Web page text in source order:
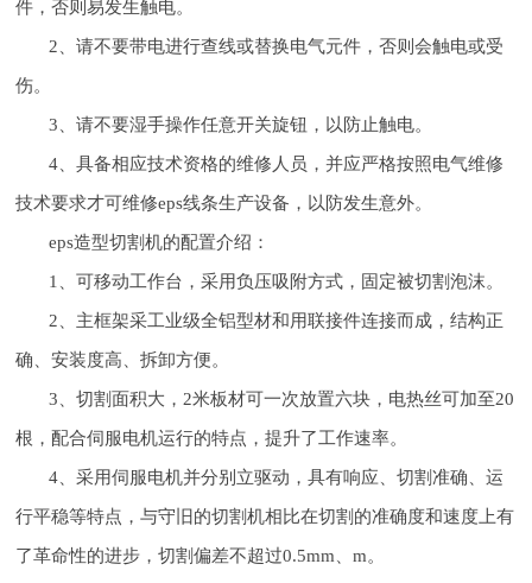
件，否则易发生触电。
2、请不要带电进行查线或替换电气元件，否则会触电或受
伤。
3、请不要湿手操作任意开关旋钮，以防止触电。
4、具备相应技术资格的维修人员，并应严格按照电气维修
技术要求才可维修eps线条生产设备，以防发生意外。
eps造型切割机的配置介绍：
1、可移动工作台，采用负压吸附方式，固定被切割泡沫。
2、主框架采工业级全铝型材和用联接件连接而成，结构正
确、安装度高、拆卸方便。
3、切割面积大，2米板材可一次放置六块，电热丝可加至20
根，配合伺服电机运行的特点，提升了工作速率。
4、采用伺服电机并分别立驱动，具有响应、切割准确、运
行平稳等特点，与守旧的切割机相比在切割的准确度和速度上有
了革命性的进步，切割偏差不超过0.5mm、m。